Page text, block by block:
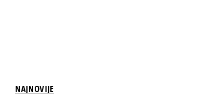
NAJNOVIJE